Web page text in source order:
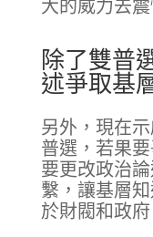
大的威力去震
除了雙普
述爭取基
另外，現在
普選，若果
要更改政治
繫，讓基層
於財閥和政府